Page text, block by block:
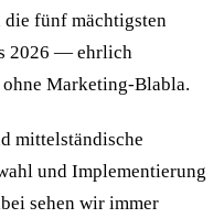
fünf mächtigsten
2026 — ehrlich
Marketing-Blabla.
mittelständische
und Implementierung
sehen wir immer